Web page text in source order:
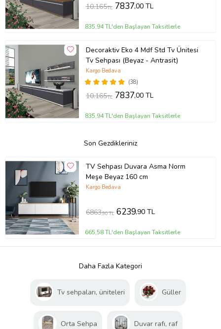
10.165TL 7837,00 TL
835,94 TL'den Başlayan Taksitlerle
Decoraktiv Eko 4 Mdf Std Tv Ünitesi
Tv Sehpası (Beyaz - Antrasit)
(38)
Kargo Bedava
10.165TL 7837,00 TL
835,94 TL'den Başlayan Taksitlerle
Son Gezdikleriniz
TV Sehpası Duvara Asma Norm
Meşe Beyaz 160 cm
Kargo Bedava
6863,90 TL 6239,90 TL
665,58 TL'den Başlayan Taksitlerle
Daha Fazla Kategori
Tv sehpaları, üniteleri Güller
Orta Sehpa Duvar rafı, raf